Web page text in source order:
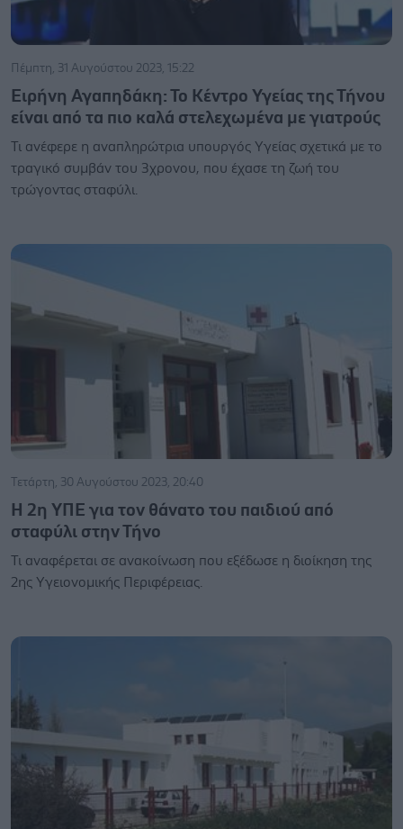
Πέμπτη, 31 Αυγούστου 2023, 15:22
Ειρήνη Αγαπηδάκη: Το Κέντρο Υγείας της Τήνου
είναι από τα πιο καλά στελεχωμένα με γιατρούς
Τι ανέφερε η αναπληρώτρια υπουργός Υγείας σχετικά με το
τραγικό συμβάν του 3χρονου, που έχασε τη ζωή του
τρώγοντας σταφύλι.
Τετάρτη, 30 Αυγούστου 2023, 20:40
Η 2η ΥΠΕ για τον θάνατο του παιδιού από
σταφύλι στην Τήνο
Τι αναφέρεται σε ανακοίνωση που εξέδωσε η διοίκηση της
2ης Υγειονομικής Περιφέρειας.